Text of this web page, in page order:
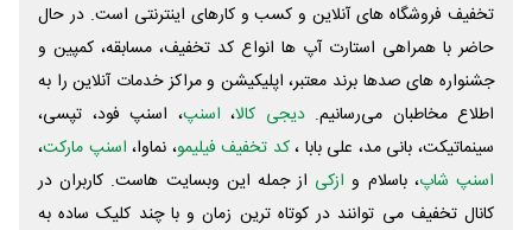
تخفیف فروشگاه های آنلاین و کسب و‌ کارهای اینترنتی است. در حال
حاضر با همراهی استارت آپ ها انواع کد تخفیف، مسابقه، کمپین و
جشنواره های صدها برند معتبر، اپلیکیشن و مراکز خدمات آنلاین را به
اطلاع مخاطبان می‌رسانیم. دیجی کالا، اسنپ، اسنپ فود، تپسی،
سینماتیکت، بانی مد، علی‌ بابا ،کد تخفیف فیلیمو، نماوا، اسنپ مارکت،
اسنپ شاپ، باسلام و ازکی از جمله این وبسایت ‌هاست. کاربران در
کانال تخفیف می توانند در کوتاه ترین زمان و با چند کلیک ساده به